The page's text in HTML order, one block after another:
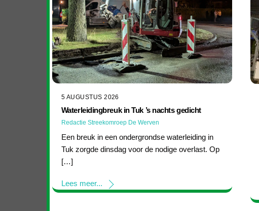
5 AUGUSTUS 2026
Waterleidingbreuk in Tuk ’s nachts gedicht
Redactie Streekomroep De Werven
Een breuk in een ondergrondse waterleiding in
Tuk zorgde dinsdag voor de nodige overlast. Op
[…]
Lees meer...